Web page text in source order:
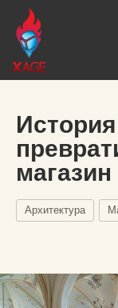
магазин
Архитектура